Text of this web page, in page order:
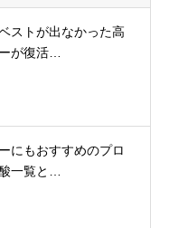
ストが出なかった高
が復活…
にもおすすめのプロ
一覧と…